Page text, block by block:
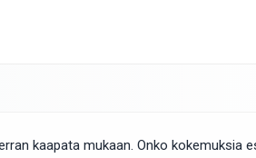
kaapata mukaan. Onko kokemuksia